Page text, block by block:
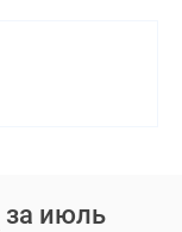
за июль